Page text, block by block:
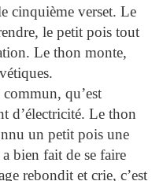
cinquième verset. Le
le petit pois tout
Le thon monte,
qu’est
d’électricité. Le thon
un petit pois une
bien fait de se faire
rebondit et crie, c’est